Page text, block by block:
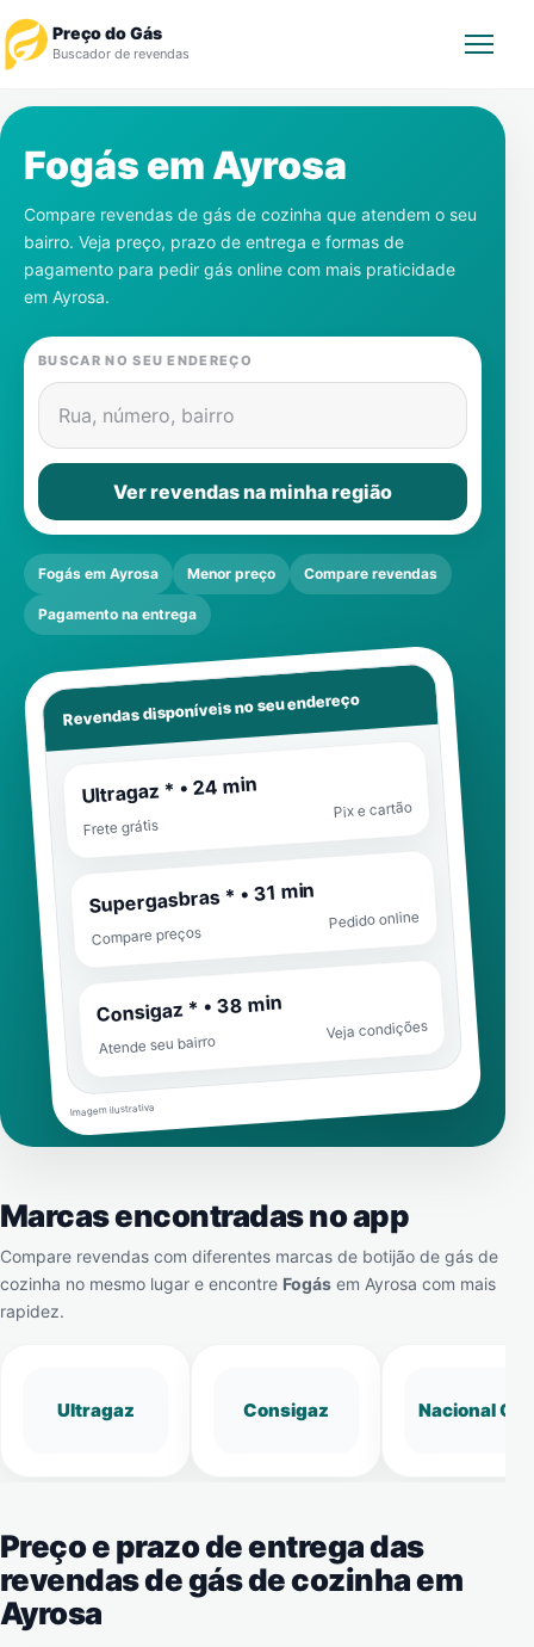
Preço do Gás
Buscador de revendas
Notícias
Gás
Contatos
Fogás emAyrosa
Compare revendas de gás de cozinha que atendem o seu
bairro. Veja preço, prazo de entrega e formas de
pagamento para pedir gás online com mais praticidade
em Ayrosa.
BUSCAR NO SEU ENDEREÇO
Rua, número, bairro
Ver revendas na minha região
Fogás em Ayrosa Menor preço Compare revendas
Pagamento na entrega
Revendas disponíveis no seu endereço
Ultragaz * • 24 min
Frete grátis
Pix e cartão
Supergasbras * • 31 min
Compare preços
Pedido online
Consigaz * • 38 min
Atende seu bairro
Veja condições
Imagem ilustrativa
Marcas encontradas no app
Compare revendas com diferentes marcas de botijão de gás de
cozinha no mesmo lugar e encontre Fogás em Ayrosa com mais
rapidez.
Ultragaz Consigaz Nacional Gás
Preço e prazo de entrega das
revendas de gás de cozinha em
Ayrosa